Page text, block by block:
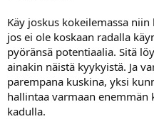
suhtautuminen tuollaiseen
selkeästi myönteisempi, sillä
kierrosaikojen aiheuttamasta
Käy joskus kokeilemassa
jos ei ole koskaan radalla
pyöränsä potentiaalia. Sitä
ainakin näistä kyykyistä. Ja
parempana kuskina, yksi
hallintaa varmaan enemmän
kadulla.